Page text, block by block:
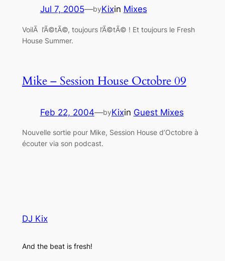
Jul 7, 2005—byKixin Mixes
VoilÃ l’Ã©tÃ©, toujours l’Ã©tÃ© ! Et toujours le Fresh
House Summer.
Mike – Session House Octobre 09
Feb 22, 2004—byKixin Guest Mixes
Nouvelle sortie pour Mike, Session House d’Octobre à
écouter via son podcast.
DJ Kix
And the beat is fresh!